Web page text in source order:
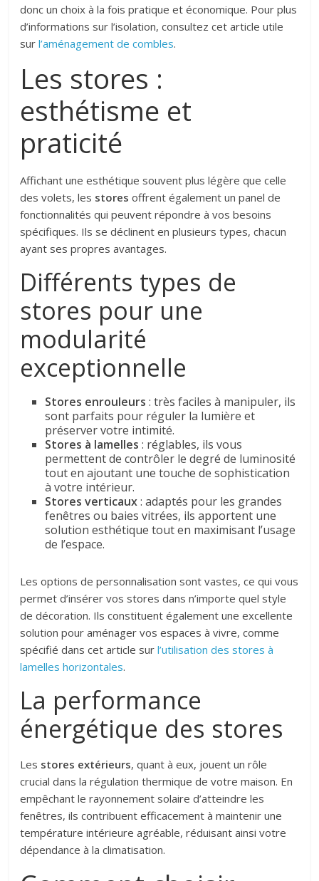
donc un choix à la fois pratique et économique. Pour plus
d’informations sur l’isolation, consultez cet article utile
surl’aménagement de combles.
Les stores :
esthétisme et
praticité
Affichant une esthétique souvent plus légère que celle
des volets, les stores offrent également un panel de
fonctionnalités qui peuvent répondre à vos besoins
spécifiques. Ils se déclinent en plusieurs types, chacun
ayant ses propres avantages.
Différents types de
stores pour une
modularité
exceptionnelle
Stores enrouleurs : très faciles à manipuler, ils
sont parfaits pour réguler la lumière et
préserver votre intimité.
Stores à lamelles : réglables, ils vous
permettent de contrôler le degré de luminosité
tout en ajoutant une touche de sophistication
à votre intérieur.
Stores verticaux: adaptés pour les grandes
fenêtres ou baies vitrées, ils apportent une
solution esthétique tout en maximisant l’usage
de l’espace.
Les options de personnalisation sont vastes, ce qui vous
permet d’insérer vos stores dans n’importe quel style
de décoration. Ils constituent également une excellente
solution pour aménager vos espaces à vivre, comme
spécifié dans cet article surl’utilisation des stores à
lamelles horizontales.
La performance
énergétique des stores
Les stores extérieurs, quant à eux, jouent un rôle
crucial dans la régulation thermique de votre maison. En
empêchant le rayonnement solaire d’atteindre les
fenêtres, ils contribuent efficacement à maintenir une
température intérieure agréable, réduisant ainsi votre
dépendance à la climatisation.